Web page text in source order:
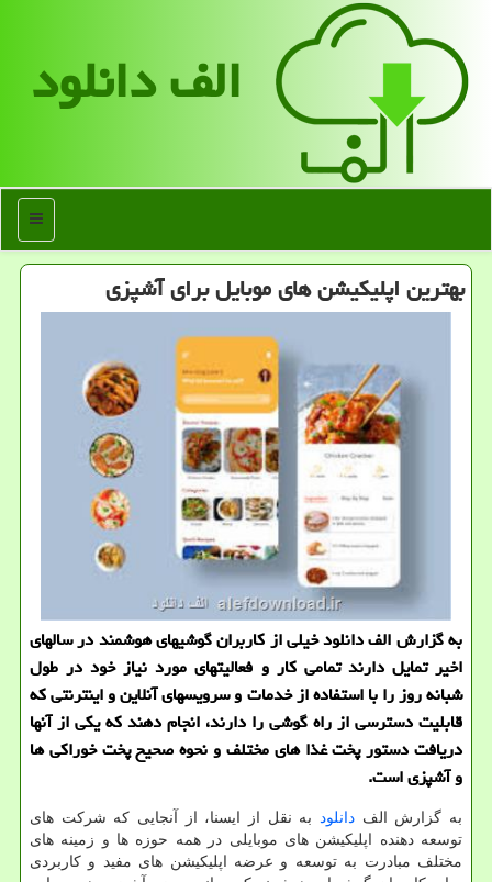
الف دانلود
منو
بهترین اپلیكیشن های موبایل برای آشپزی
به گزارش الف دانلود خیلی از كاربران گوشیهای هوشمند در سالهای
اخیر تمایل دارند تمامی كار و فعالیتهای مورد نیاز خود در طول
شبانه روز را با استفاده از خدمات و سرویسهای آنلاین و اینترنتی كه
قابلیت دسترسی از راه گوشی را دارند، انجام دهند كه یكی از آنها
دریافت دستور پخت غذا های مختلف و نحوه صحیح پخت خوراكی ها
و آشپزی است.
به گزارش الف دانلود
به نقل از ایسنا، از آنجایی که شرکت های
توسعه دهنده اپلیکیشن های موبایلی در همه حوزه ها و زمینه های
مختلف مبادرت به توسعه و عرضه اپلیکیشن های مفید و کاربردی